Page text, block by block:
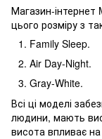
Магазин-інтернет
цього розміру з
Family Sleep.
Air Day-Night.
Gray-White.
Всі ці моделі
людини, мають
висота впливає